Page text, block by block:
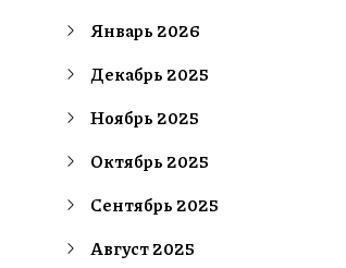
Январь 2026
Декабрь 2025
Ноябрь 2025
Октябрь 2025
Сентябрь 2025
Август 2025